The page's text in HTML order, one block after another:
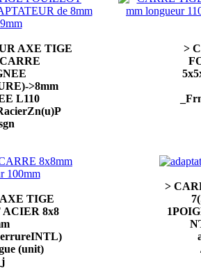
AXE TIGE
>8mm
L110
>
TIGE
8x8
(unit)
_j
>